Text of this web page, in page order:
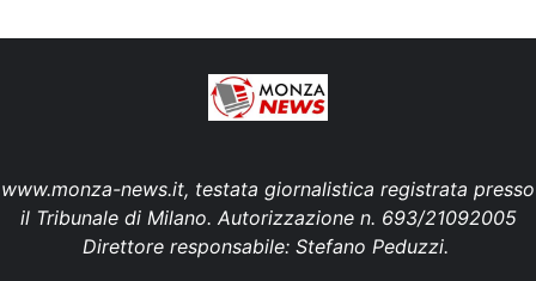
www.monza-news.it, testata giornalistica registrata presso
il Tribunale di Milano. Autorizzazione n. 693/21092005
Direttore responsabile: Stefano Peduzzi.